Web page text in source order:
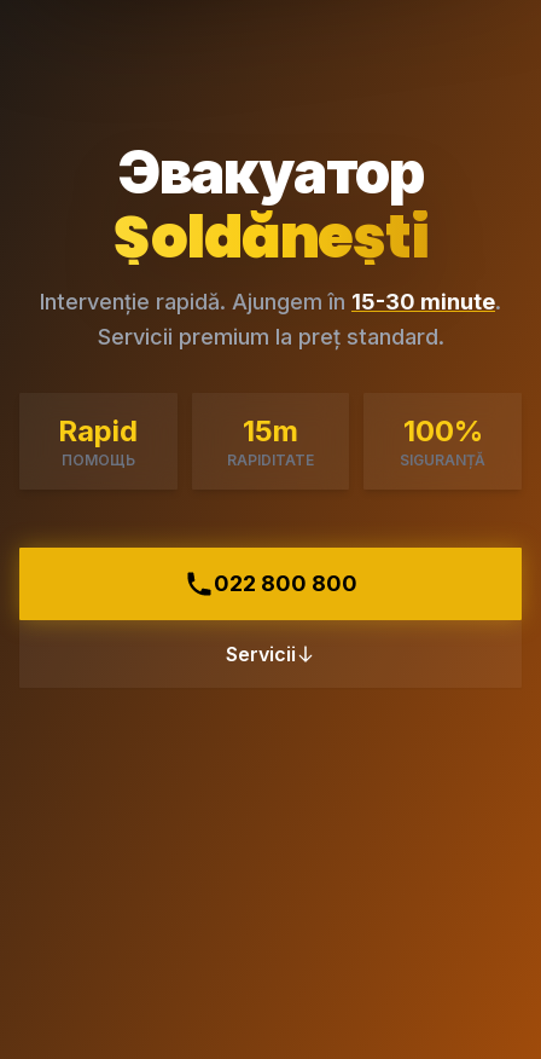
Эвакуатор
Șoldănești
Intervenție rapidă. Ajungem în 15-30 minute.
Servicii premium la preț standard.
Rapid
ПОМОЩЬ
15m
RAPIDITATE
100%
SIGURANȚĂ
022 800 800
Servicii